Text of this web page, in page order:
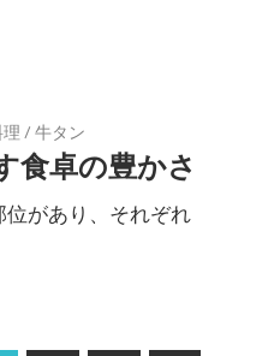
/牛タン
食卓の豊かさ
があり、それぞれ